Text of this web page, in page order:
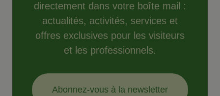
directement dans votre boîte mail :
actualités, activités, services et
offres exclusives pour les visiteurs
et les professionnels.
Abonnez-vous à la newsletter